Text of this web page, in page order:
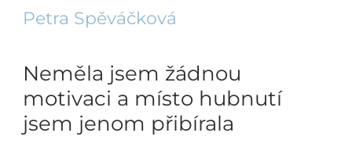
Petra Spěváčková
Neměla jsem žádnou
motivaci a místo hubnutí
jsem jenom přibírala